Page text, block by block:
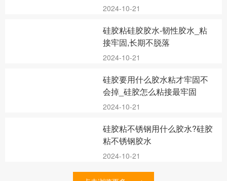
2024-10-21
硅胶粘硅胶胶水-韧性胶水_粘
接牢固,长期不脱落
2024-10-21
硅胶要用什么胶水粘才牢固不
会掉_硅胶怎么粘接最牢固
2024-10-21
硅胶粘不锈钢用什么胶水?硅胶
粘不锈钢胶水
2024-10-21